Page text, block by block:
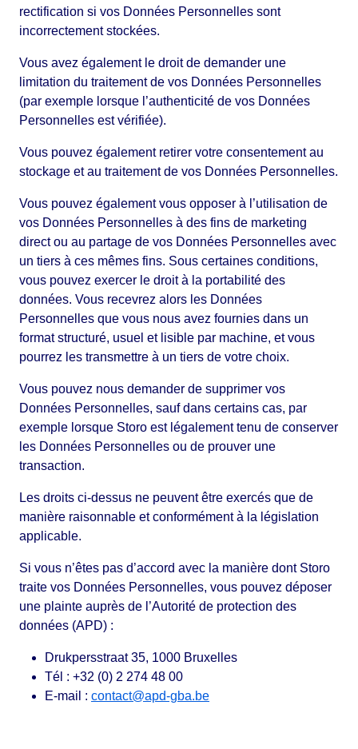
rectification si vos Données Personnelles sont
incorrectement stockées.
Vous avez également le droit de demander une
limitation du traitement de vos Données Personnelles
(par exemple lorsque l’authenticité de vos Données
Personnelles est vérifiée).
Vous pouvez également retirer votre consentement au
stockage et au traitement de vos Données Personnelles.
Vous pouvez également vous opposer à l’utilisation de
vos Données Personnelles à des fins de marketing
direct ou au partage de vos Données Personnelles avec
un tiers à ces mêmes fins. Sous certaines conditions,
vous pouvez exercer le droit à la portabilité des
données. Vous recevrez alors les Données
Personnelles que vous nous avez fournies dans un
format structuré, usuel et lisible par machine, et vous
pourrez les transmettre à un tiers de votre choix.
Vous pouvez nous demander de supprimer vos
Données Personnelles, sauf dans certains cas, par
exemple lorsque Storo est légalement tenu de conserver
les Données Personnelles ou de prouver une
transaction.
Les droits ci-dessus ne peuvent être exercés que de
manière raisonnable et conformément à la législation
applicable.
Si vous n’êtes pas d’accord avec la manière dont Storo
traite vos Données Personnelles, vous pouvez déposer
une plainte auprès de l’Autorité de protection des
données (APD) :
Drukpersstraat 35, 1000 Bruxelles
Tél : +32 (0) 2 274 48 00
E-mail : contact@apd-gba.be